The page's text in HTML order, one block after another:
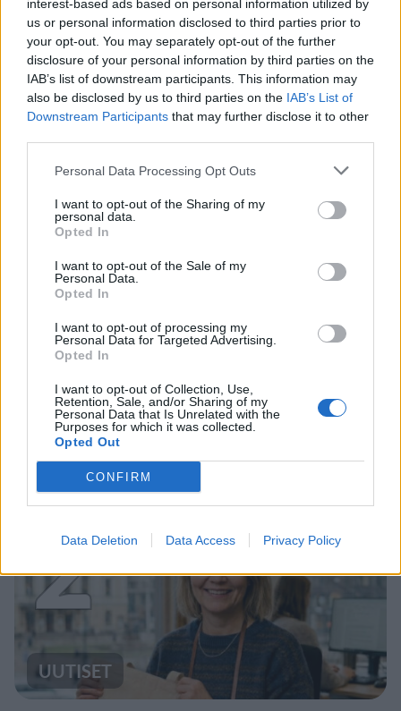
interest-based ads based on personal information utilized by
us or personal information disclosed to third parties prior to
your opt-out. You may separately opt-out of the further
disclosure of your personal information by third parties on the
IAB’s list of downstream participants. This information may
also be disclosed by us to third parties on the IAB’s List of
Downstream Participants that may further disclose it to other
Personal Data Processing Opt Outs
I want to opt-out of the Sharing of my
personal data.
Opted In
I want to opt-out of the Sale of my
Personal Data.
Opted In
I want to opt-out of processing my
Personal Data for Targeted Advertising.
Opted In
I want to opt-out of Collection, Use,
Retention, Sale, and/or Sharing of my
Personal Data that Is Unrelated with the
Purposes for which it was collected.
Opted Out
CONFIRM
Data Deletion Data Access Privacy Policy
Staran luetuimmat
1
UUTISET
Leskeneläke ei kuulu kaikille –
Kela muistuttaa tärkeästä
ikärajasta
2
UUTISET